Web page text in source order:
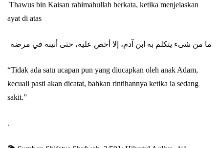
Thawus bin Kaisan rahimahullah berkata, ketika menjelaskan
ayat di atas
ما من شىء يتكلم به ابن آدم، إلا أحص عليه، حتى أنينه في مرضه
“Tidak ada satu ucapan pun yang diucapkan oleh anak Adam,
kecuali pasti akan dicatat, bahkan rintihannya ketika ia sedang
sakit.”
.